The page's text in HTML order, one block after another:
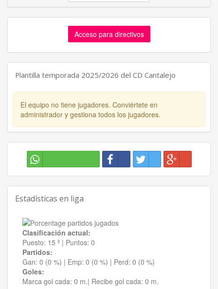
Acceso para directivos
Plantilla temporada 2025/2026 del CD Cantalejo
El equipo no tiene jugadores. Conviértete en
administrador y gestiona todos los jugadores.
Estadísticas en liga
Clasificación actual:
Puesto: 15 º | Puntos: 0
Partidos:
Gan: 0 (0 %) | Emp: 0 (0 %) | Perd: 0 (0 %)
Goles:
Marca gol cada: 0 m.| Recibe gol cada: 0 m.